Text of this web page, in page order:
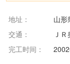
地址：
山形
交通：
Ｊ
完工时间：